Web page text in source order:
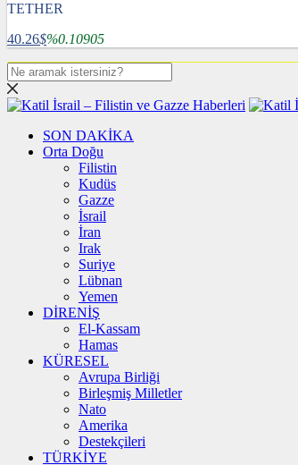
TETHER
40.26$%0.10905
SON DAKİKA
Orta Doğu
Filistin
Kudüs
Gazze
İsrail
İran
Irak
Suriye
Lübnan
Yemen
DİRENİŞ
El-Kassam
Hamas
KÜRESEL
Avrupa Birliği
Birleşmiş Milletler
Nato
Amerika
Destekçileri
TÜRKİYE